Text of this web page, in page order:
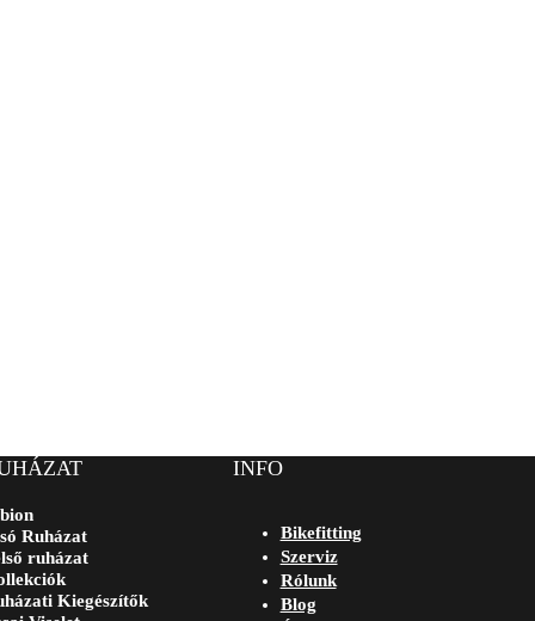
Ruházat
ruházat
Kiegészítők
INFO
Bikefitting
Szerviz
Rólunk
Blog